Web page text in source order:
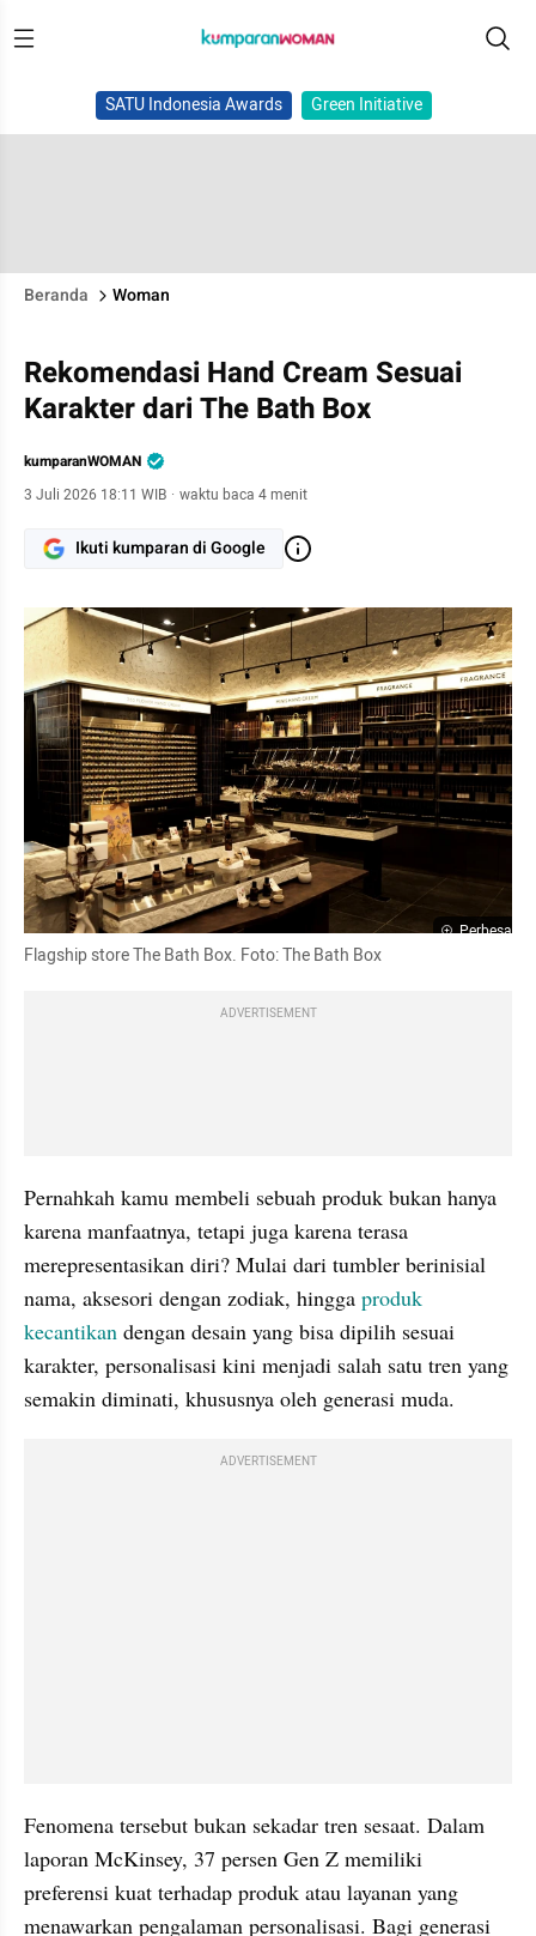
SATU Indonesia Awards Green Initiative
Beranda Woman
Rekomendasi Hand Cream Sesuai
Karakter dari The Bath Box
kumparanWOMAN
3 Juli 2026 18:11 WIB · waktu baca 4 menit
Ikuti kumparan di Google
Perbesar
Flagship store The Bath Box. Foto: The Bath Box
ADVERTISEMENT
Pernahkah kamu membeli sebuah produk bukan hanya
karena manfaatnya, tetapi juga karena terasa
merepresentasikan diri? Mulai dari tumbler berinisial
nama, aksesori dengan zodiak, hingga produk
kecantikan dengan desain yang bisa dipilih sesuai
karakter, personalisasi kini menjadi salah satu tren yang
semakin diminati, khususnya oleh generasi muda.
ADVERTISEMENT
Fenomena tersebut bukan sekadar tren sesaat. Dalam
laporan McKinsey, 37 persen Gen Z memiliki
preferensi kuat terhadap produk atau layanan yang
menawarkan pengalaman personalisasi. Bagi generasi